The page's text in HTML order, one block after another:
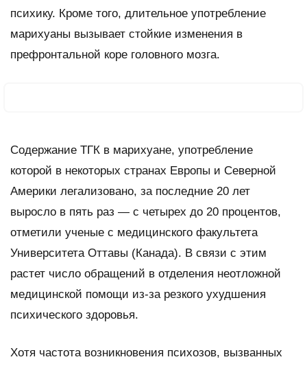
психику. Кроме того, длительное употребление
марихуаны вызывает стойкие изменения в
префронтальной коре головного мозга.
Содержание ТГК в марихуане, употребление
которой в некоторых странах Европы и Северной
Америки легализовано, за последние 20 лет
выросло в пять раз — с четырех до 20 процентов,
отметили ученые с медицинского факультета
Университета Оттавы (Канада). В связи с этим
растет число обращений в отделения неотложной
медицинской помощи из-за резкого ухудшения
психического здоровья.
Хотя частота возникновения психозов, вызванных